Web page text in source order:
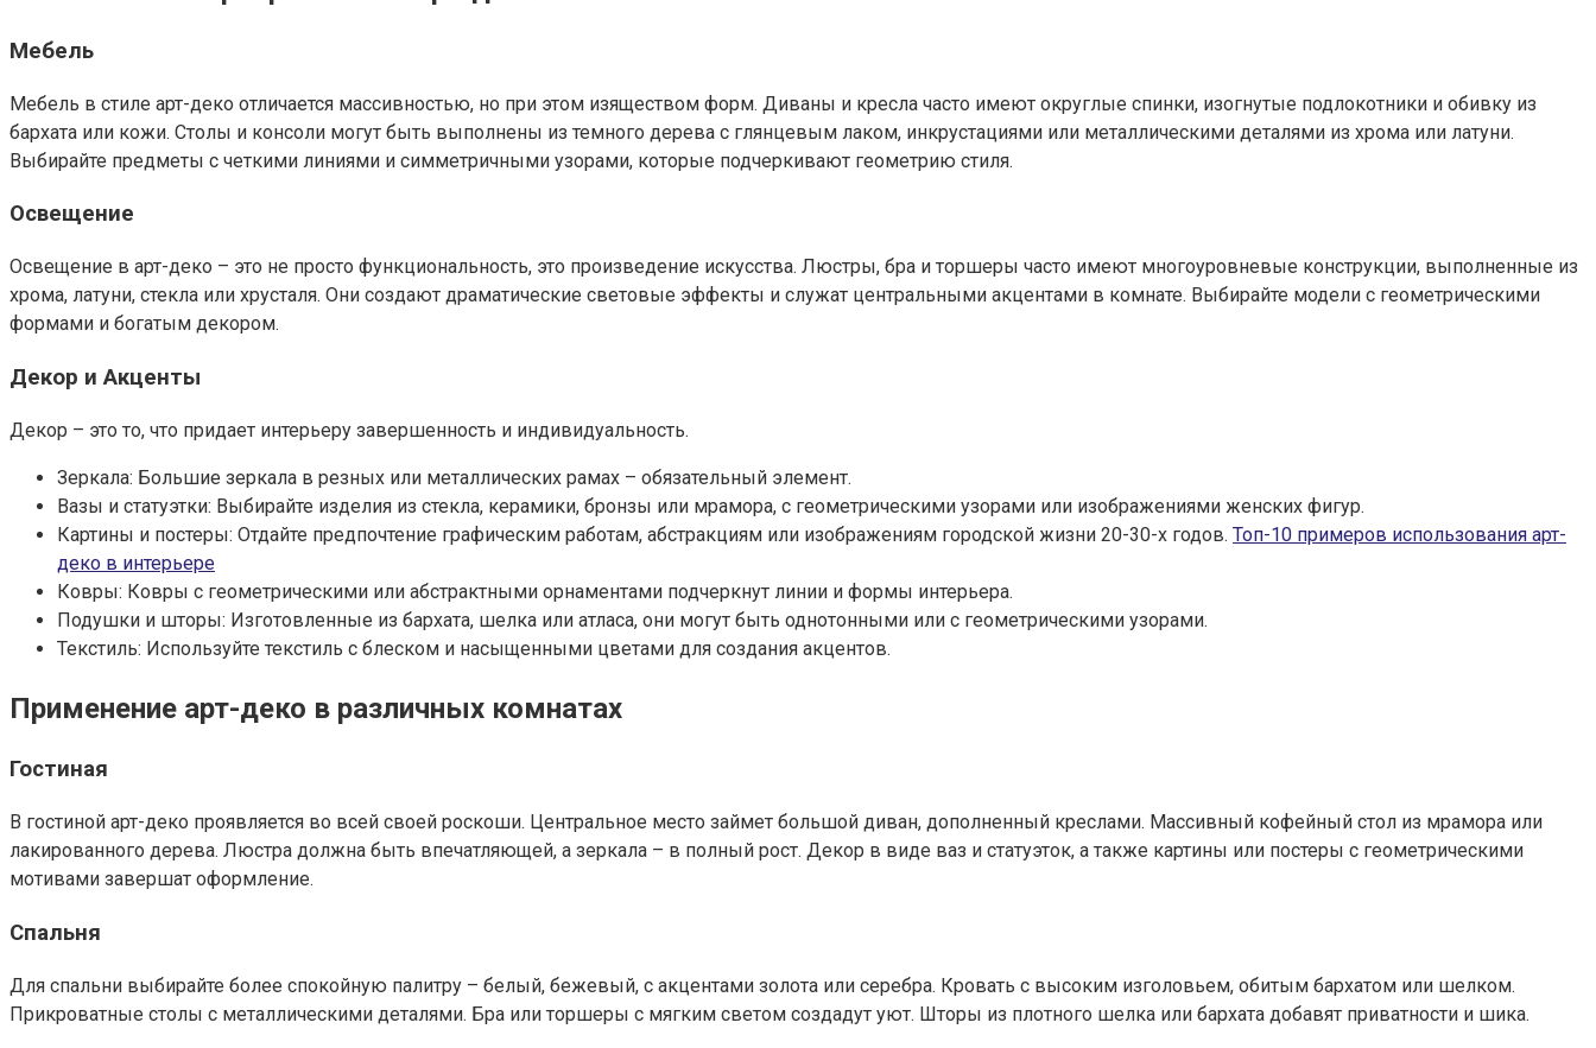
Мебель
Мебель в стиле арт-деко отличается массивностью, но при этом изяществом форм. Диваны и кресла часто имеют округлые спинки, изогнутые подлокотники и обивку из
бархата или кожи. Столы и консоли могут быть выполнены из темного дерева с глянцевым лаком, инкрустациями или металлическими деталями из хрома или латуни.
Выбирайте предметы с четкими линиями и симметричными узорами, которые подчеркивают геометрию стиля.
Освещение
Освещение в арт-деко – это не просто функциональность, это произведение искусства. Люстры, бра и торшеры часто имеют многоуровневые конструкции, выполненные из
хрома, латуни, стекла или хрусталя. Они создают драматические световые эффекты и служат центральными акцентами в комнате. Выбирайте модели с геометрическими
формами и богатым декором.
Декор и Акценты
Декор – это то, что придает интерьеру завершенность и индивидуальность.
Зеркала: Большие зеркала в резных или металлических рамах – обязательный элемент.
Вазы и статуэтки: Выбирайте изделия из стекла, керамики, бронзы или мрамора, с геометрическими узорами или изображениями женских фигур.
Картины и постеры: Отдайте предпочтение графическим работам, абстракциям или изображениям городской жизни 20-30-х годов. Топ-10 примеров использования арт-
деко в интерьере
Ковры: Ковры с геометрическими или абстрактными орнаментами подчеркнут линии и формы интерьера.
Подушки и шторы: Изготовленные из бархата, шелка или атласа, они могут быть однотонными или с геометрическими узорами.
Текстиль: Используйте текстиль с блеском и насыщенными цветами для создания акцентов.
Применение арт-деко в различных комнатах
Гостиная
В гостиной арт-деко проявляется во всей своей роскоши. Центральное место займет большой диван, дополненный креслами. Массивный кофейный стол из мрамора или
лакированного дерева. Люстра должна быть впечатляющей, а зеркала – в полный рост. Декор в виде ваз и статуэток, а также картины или постеры с геометрическими
мотивами завершат оформление.
Спальня
Для спальни выбирайте более спокойную палитру – белый, бежевый, с акцентами золота или серебра. Кровать с высоким изголовьем, обитым бархатом или шелком.
Прикроватные столы с металлическими деталями. Бра или торшеры с мягким светом создадут уют. Шторы из плотного шелка или бархата добавят приватности и шика.